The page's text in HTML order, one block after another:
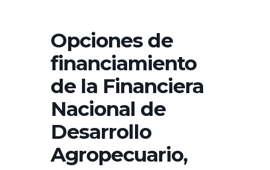
Opciones de
financiamiento
de la Financiera
Nacional de
Desarrollo
Agropecuario,